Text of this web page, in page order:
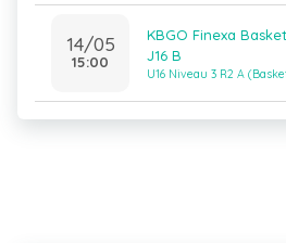
14/05
15:00
KBGO Finexa
J16 B
U16 Niveau 3 R2 A